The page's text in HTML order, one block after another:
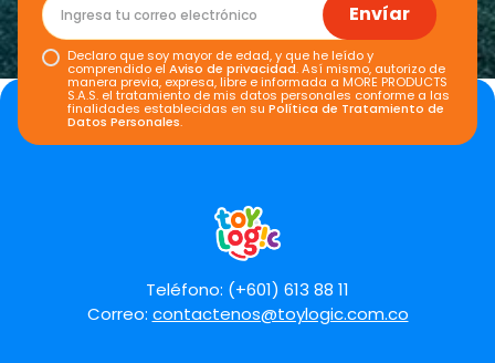
Envíar
Declaro que soy mayor de edad, y que he leído y
comprendido elAviso de privacidad. Así mismo, autorizo de
manera previa, expresa, libre e informada a MORE PRODUCTS
S.A.S. el tratamiento de mis datos personales conforme a las
finalidades establecidas en suPolítica de Tratamiento de
Datos Personales.
Teléfono: (+601) 613 88 11
Correo: contactenos@toylogic.com.co